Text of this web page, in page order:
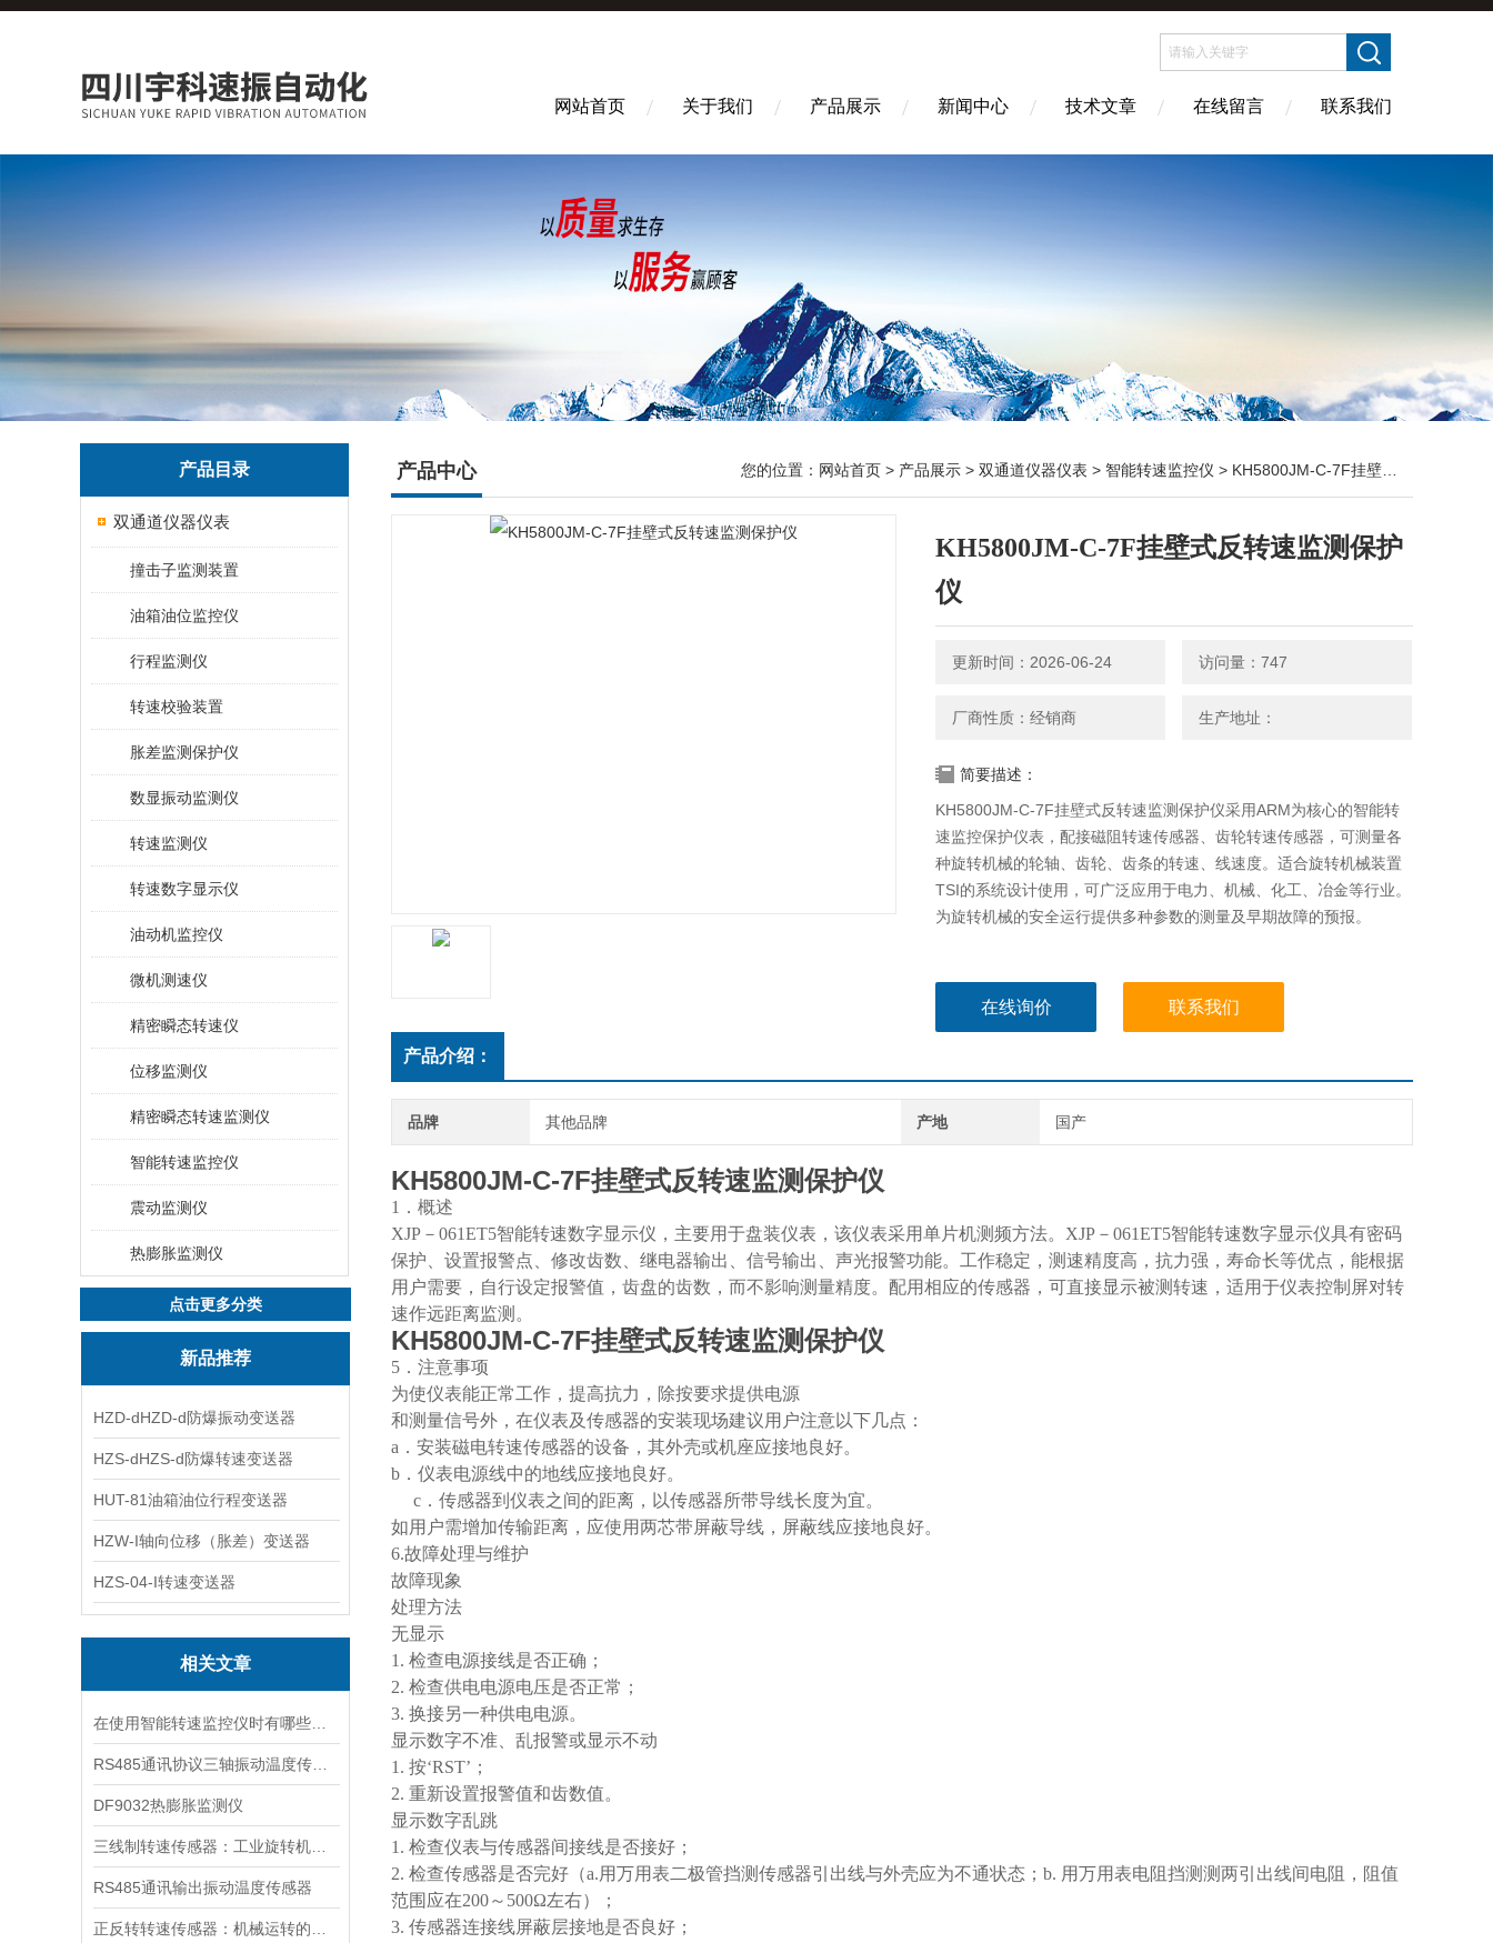
网站首页 关于我们 产品展示 新闻中心 技术文章 在线留言 联系我们
产品目录
双通道仪器仪表
撞击子监测装置
油箱油位监控仪
行程监测仪
转速校验装置
胀差监测保护仪
数显振动监测仪
转速监测仪
转速数字显示仪
油动机监控仪
微机测速仪
精密瞬态转速仪
位移监测仪
精密瞬态转速监测仪
智能转速监控仪
震动监测仪
热膨胀监测仪
点击更多分类
新品推荐
HZD-dHZD-d防爆振动变送器
HZS-dHZS-d防爆转速变送器
HUT-81油箱油位行程变送器
HZW-I轴向位移（胀差）变送器
HZS-04-I转速变送器
相关文章
DF9032热膨胀监测仪
RS485通讯输出振动温度传感器
产品中心 您的位置： 网站首页 > 产品展示 > 双通道仪器仪表 > 智能转速监控仪 > KH5800JM-C-7F挂壁式反转速监测保护仪
KH5800JM-C-7F挂壁式反转速监测保护
仪
更新时间：2026-06-24 访问量：747
厂商性质：经销商 生产地址：
简要描述：
KH5800JM-C-7F挂壁式反转速监测保护仪采用ARM为核心的智能转
速监控保护仪表，配接磁阻转速传感器、齿轮转速传感器，可测量各
种旋转机械的轮轴、齿轮、齿条的转速、线速度。适合旋转机械装置
TSI的系统设计使用，可广泛应用于电力、机械、化工、冶金等行业。
为旋转机械的安全运行提供多种参数的测量及早期故障的预报。
在线询价 联系我们
产品介绍：
品牌 其他品牌 产地 国产
KH5800JM-C-7F挂壁式反转速监测保护仪
1．概述
XJP－061ET5智能转速数字显示仪，主要用于盘装仪表，该仪表采用单片机测频方法。XJP－061ET5智能转速数字显示仪具有密码
保护、设置报警点、修改齿数、继电器输出、信号输出、声光报警功能。工作稳定，测速精度高，抗力强，寿命长等优点，能根据
用户需要，自行设定报警值，齿盘的齿数，而不影响测量精度。配用相应的传感器，可直接显示被测转速，适用于仪表控制屏对转
速作远距离监测。
KH5800JM-C-7F挂壁式反转速监测保护仪
5．注意事项
为使仪表能正常工作，提高抗力，除按要求提供电源
和测量信号外，在仪表及传感器的安装现场建议用户注意以下几点：
a．安装磁电转速传感器的设备，其外壳或机座应接地良好。
b．仪表电源线中的地线应接地良好。
c．传感器到仪表之间的距离，以传感器所带导线长度为宜。
如用户需增加传输距离，应使用两芯带屏蔽导线，屏蔽线应接地良好。
6.故障处理与维护
故障现象
处理方法
无显示
1. 检查电源接线是否正确；
2. 检查供电电源电压是否正常；
3. 换接另一种供电电源。
显示数字不准、乱报警或显示不动
1. 按‘RST’；
2. 重新设置报警值和齿数值。
显示数字乱跳
1. 检查仪表与传感器间接线是否接好；
2. 检查传感器是否完好（a.用万用表二极管挡测传感器引出线与外壳应为不通状态；b. 用万用表电阻挡测测两引出线间电阻，阻值
范围应在200～500Ω左右）；
3. 传感器连接线屏蔽层接地是否良好；